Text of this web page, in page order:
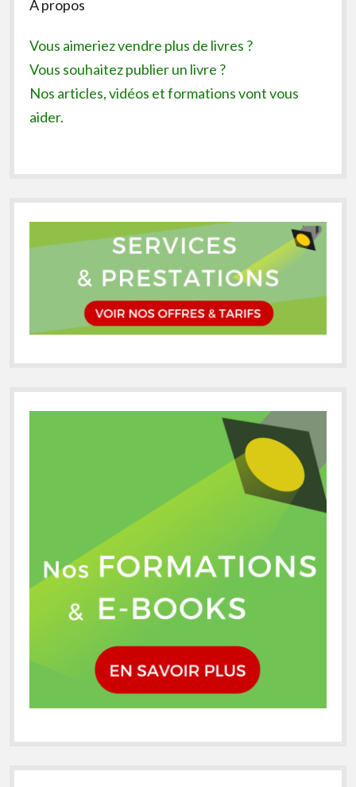
A propos
Vous aimeriez vendre plus de livres ?
Vous souhaitez publier un livre ?
Nos articles, vidéos et formations vont vous
aider.